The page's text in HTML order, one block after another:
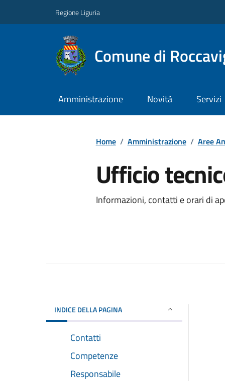
Regione Liguria
Comune di
Amministrazione Novità Servizi
Home / Amministrazione / Aree
Ufficio
Informazioni, contatti e orari di
INDICE DELLA PAGINA
Contatti
Competenze
Responsabile